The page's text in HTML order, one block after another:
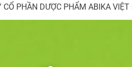
CỔ PHẦN DƯỢC PHẨM ABIKA VIỆT